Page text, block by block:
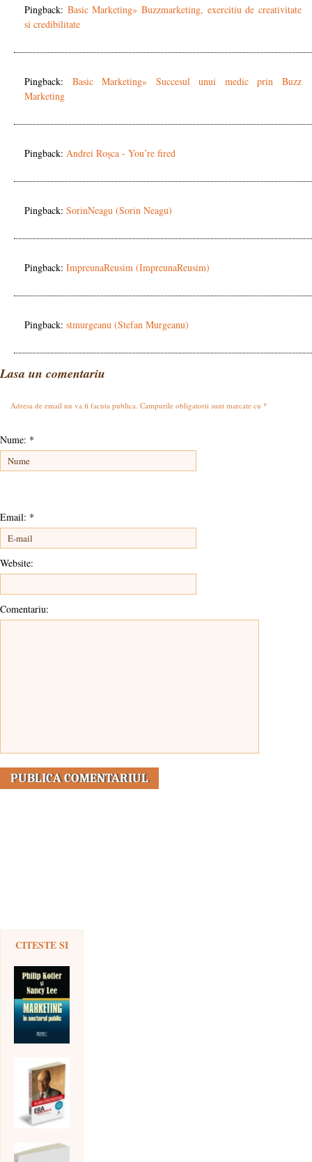
Pingback: Basic Marketing» Buzzmarketing, exercitiu de creativitate
si credibilitate
Pingback: Basic Marketing» Succesul unui medic prin Buzz
Marketing
Pingback: Andrei Roșca - You’re fired
Pingback: SorinNeagu (Sorin Neagu)
Pingback: ImpreunaReusim (ImpreunaReusim)
Pingback: stmurgeanu (Stefan Murgeanu)
Lasa un comentariu
Adresa de email nu va fi facuta publica. Campurile obligatorii sunt marcate cu *
Nume: *
Email: *
Website:
Comentariu:
CITESTE SI